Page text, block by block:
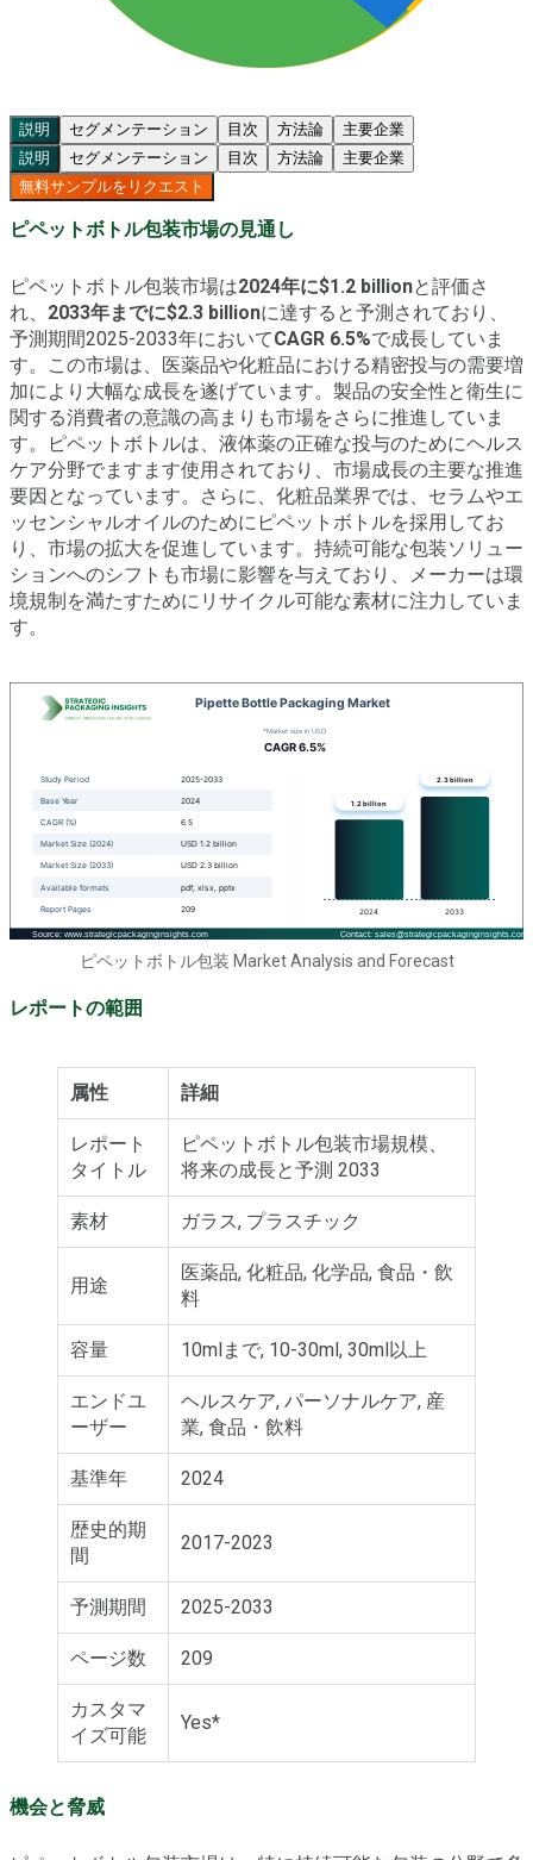
説明 セグメンテーション 目次 方法論
主要企業
説明
セグメンテーション 目次 方法論
主要企業
無料サンプルをリクエスト
ピペットボトル包装市場の見通し
ピペットボトル包装市場は2024年に$1.2 billionと評価さ
れ、 2033年までに$2.3 billionに達すると予測されており、
予測期間2025-2033年においてCAGR 6.5%で成長していま
す。この市場は、医薬品や化粧品における精密投与の需要増
加により大幅な成長を遂げています。製品の安全性と衛生に
関する消費者の意識の高まりも市場をさらに推進していま
す。ピペットボトルは、液体薬の正確な投与のためにヘルス
ケア分野でますます使用されており、市場成長の主要な推進
要因となっています。さらに、化粧品業界では、セラムやエ
ッセンシャルオイルのためにピペットボトルを採用してお
り、市場の拡大を促進しています。持続可能な包装ソリュー
ションへのシフトも市場に影響を与えており、メーカーは環
境規制を満たすためにリサイクル可能な素材に注力していま
す。
ピペットボトル包装 Market Analysis and Forecast
レポートの範囲
属性 詳細
レポート
タイトル
ピペットボトル包装市場規模、
将来の成長と予測 2033
素材 ガラス, プラスチック
用途
医薬品, 化粧品, 化学品, 食品・飲
料
容量 10mlまで, 10-30ml, 30ml以上
エンドユ
ーザー
ヘルスケア, パーソナルケア, 産
業, 食品・飲料
基準年 2024
歴史的期
間
2017-2023
予測期間 2025-2033
ページ数 209
カスタマ
イズ可能
Yes*
機会と脅威